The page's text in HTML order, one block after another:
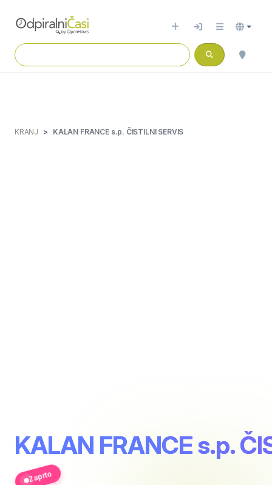
KRANJ KALAN FRANCE s.p. ČISTILNI SERVIS
KALAN FRANCE s.p.
Zaprto